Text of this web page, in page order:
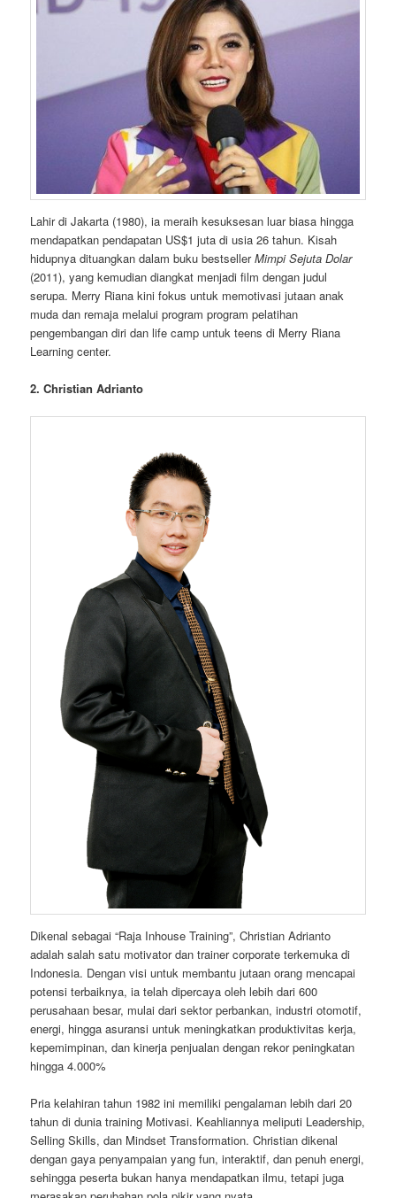
Lahir di Jakarta (1980), ia meraih kesuksesan luar biasa hingga
mendapatkan pendapatan US$1 juta di usia 26 tahun. Kisah
hidupnya dituangkan dalam buku bestsellerMimpi Sejuta Dolar
(2011), yang kemudian diangkat menjadi film dengan judul
serupa. Merry Riana kini fokus untuk memotivasi jutaan anak
muda dan remaja melalui program program pelatihan
pengembangan diri dan life camp untuk teens di Merry Riana
Learning center.
2. Christian Adrianto
Dikenal sebagai “Raja Inhouse Training”, Christian Adrianto
adalah salah satu motivator dan trainer corporate terkemuka di
Indonesia. Dengan visi untuk membantu jutaan orang mencapai
potensi terbaiknya, ia telah dipercaya oleh lebih dari 600
perusahaan besar, mulai dari sektor perbankan, industri otomotif,
energi, hingga asuransi untuk meningkatkan produktivitas kerja,
kepemimpinan, dan kinerja penjualan dengan rekor peningkatan
hingga 4.000%
Pria kelahiran tahun 1982 ini memiliki pengalaman lebih dari 20
tahun di dunia training Motivasi. Keahliannya meliputi Leadership,
Selling Skills, dan Mindset Transformation. Christian dikenal
dengan gaya penyampaian yang fun, interaktif, dan penuh energi,
sehingga peserta bukan hanya mendapatkan ilmu, tetapi juga